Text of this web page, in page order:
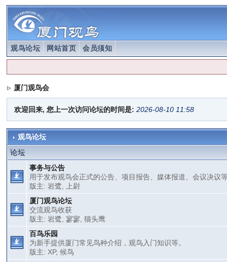
观鸟论坛 网站首页 会员须知
厦门观鸟会
欢迎回来, 您上一次访问论坛的时间是:2026-08-10 11:58
观鸟论坛
论坛
事务与公告
用于发布观鸟会正式的公告、项目报告、媒体报道、会议决议
版主:岩鹭
上尉
厦门观鸟论坛
交流观鸟收获
版主:岩鹭 ,寥寥 ,猫头鹰
百鸟乐园
为新手提供厦门常见鸟种介绍，观鸟入门知识等。
版主: XP,候鸟